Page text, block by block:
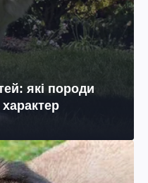
які породи